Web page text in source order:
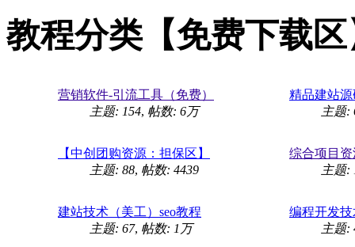
教程分类【免费下载区
营销软件-引流工具（免费）
主题: 154, 帖数: 6万
精品建站
主题:
【中创团购资源：担保区】
主题: 88, 帖数: 4439
综合项目
主题:
建站技术（美工）seo教程
主题: 67, 帖数: 1万
编程开发
主题: